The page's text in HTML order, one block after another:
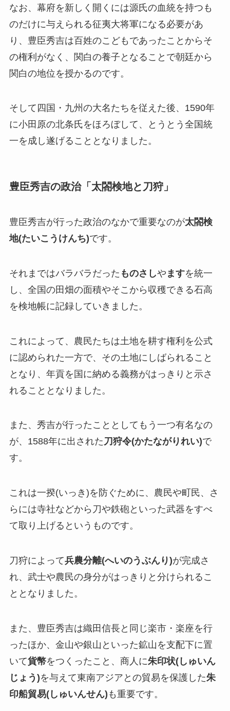
なお、幕府を新しく開くには源氏の血統を持つも
のだけに与えられる征夷大将軍になる必要があ
り、豊臣秀吉は百姓のこどもであったことからそ
の権利がなく、関白の養子となることで朝廷から
関白の地位を授かるのです。
そして四国・九州の大名たちを従えた後、1590年
に小田原の北条氏をほろぼして、とうとう全国統
一を成し遂げることとなりました。
豊臣秀吉の政治「太閤検地と刀狩」
豊臣秀吉が行った政治のなかで重要なのが太閤検
地(たいこうけんち)です。
それまではバラバラだった ものさしや ますを統一
し、全国の田畑の面積やそこから収穫できる石高
を検地帳に記録していきました。
これによって、農民たちは土地を耕す権利を公式
に認められた一方で、その土地にしばられること
となり、年貢を国に納める義務がはっきりと示さ
れることとなりました。
また、秀吉が行ったこととしてもう一つ有名なの
が、1588年に出された 刀狩令(かたながりれい)で
す。
これは一揆(いっき)を防ぐために、農民や町民、さ
らには寺社などから刀や鉄砲といった武器をすべ
て取り上げるというものです。
刀狩によって兵農分離(へいのうぶんり)が完成さ
れ、武士や農民の身分がはっきりと分けられるこ
ととなりました。
また、豊臣秀吉は織田信長と同じ楽市・楽座を行
ったほか、金山や銀山といった鉱山を支配下に置
いて貨幣をつくったこと、商人に朱印状(しゅいん
じょう)を与えて東南アジアとの貿易を保護した朱
印船貿易(しゅいんせん) も重要です。